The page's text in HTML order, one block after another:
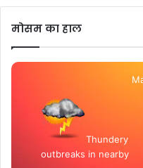
मोसम का हाल
Thundery
outbreaks in nearby